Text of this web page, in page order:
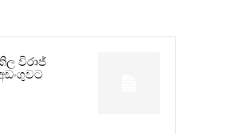
විරාජ්